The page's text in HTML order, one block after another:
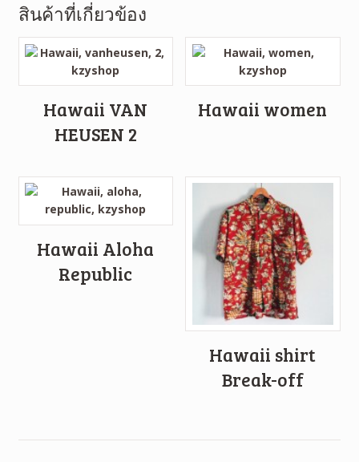
สินค้าที่เกี่ยวข้อง
Hawaii VAN
HEUSEN 2
Hawaii women
Hawaii Aloha
Republic
Hawaii shirt
Break-off